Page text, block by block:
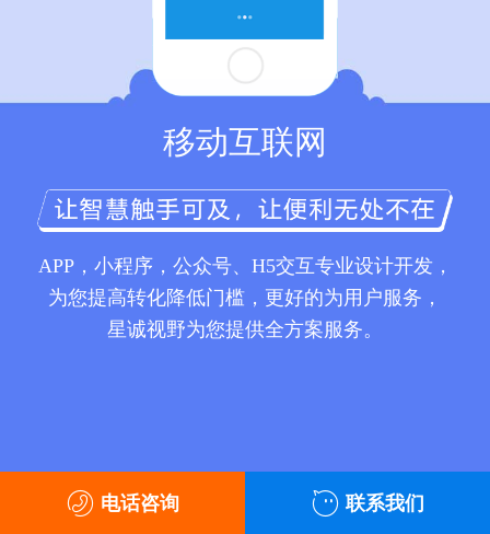
移动互联网
APP，小程序，公众号、H5交互专业设计开发，
为您提高转化降低门槛，更好的为用户服务，
星诚视野为您提供全方案服务。
电话咨询 联系我们